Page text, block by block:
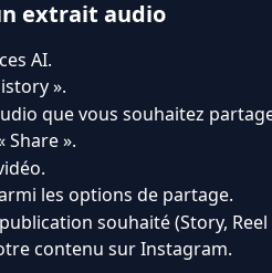
extrait audio
AI.
».
que vous souhaitez
Share ».
les options de partage.
souhaité (Story, Reel
contenu sur Instagram.